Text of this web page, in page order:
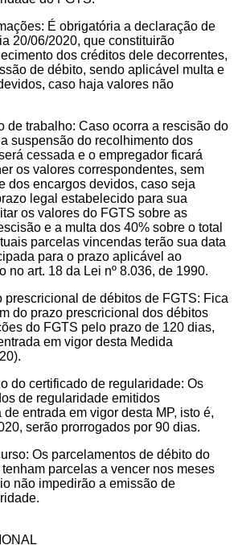
É obrigatória a declaração de
20/06/2020, que constituirão
dos créditos dele decorrentes,
de débito, sendo aplicável multa e
caso haja valores não
de trabalho: Caso ocorra a rescisão do
suspensão do recolhimento dos
cessada e o empregador ficará
os valores correspondentes, sem
dos encargos devidos, caso seja
legal estabelecido para sua
os valores do FGTS sobre as
e a multa dos 40% sobre o total
parcelas vincendas terão sua data
para o prazo aplicável ao
no art. 18 da Lei nº 8.036, de 1990.
prescricional de débitos de FGTS: Fica
do prazo prescricional dos débitos
do FGTS pelo prazo de 120 dias,
em vigor desta Medida
do certificado de regularidade: Os
de regularidade emitidos
entrada em vigor desta MP, isto é,
serão prorrogados por 90 dias.
Os parcelamentos de débito do
parcelas a vencer nos meses
não impedirão a emissão de